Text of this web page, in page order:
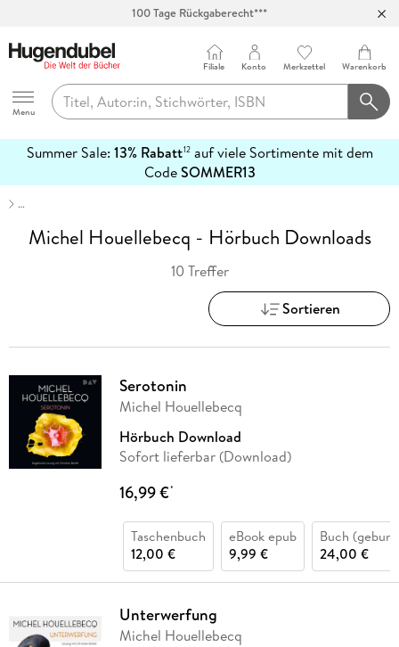
100 Tage Rückgaberecht***
Hugendubel
Menu
Filiale Konto Merkzettel Warenkorb
Summer Sale: 13% Rabatt12auf viele Sortimente mit dem
CodeSOMMER13
erfahren
…
Michel Houellebecq - Hörbuch Downloads
10 Treffer
Sortieren
Serotonin
Michel Houellebecq
Hörbuch Download
Sofort lieferbar (Download)
16,99 €*
Taschenbuch
12,00 €
eBook epub
9,99 €
Buch
24,00 €
Unterwerfung
Michel Houellebecq